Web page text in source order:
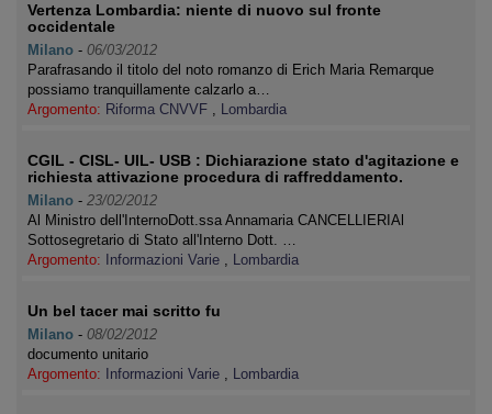
Vertenza Lombardia: niente di nuovo sul fronte
occidentale
Milano - 06/03/2012
Parafrasando il titolo del noto romanzo di Erich Maria Remarque
possiamo tranquillamente calzarlo a…
Argomento: Riforma CNVVF , Lombardia
CGIL - CISL- UIL- USB : Dichiarazione stato d'agitazione e
richiesta attivazione procedura di raffreddamento.
Milano - 23/02/2012
Al Ministro dell'InternoDott.ssa Annamaria CANCELLIERIAl
Sottosegretario di Stato all'Interno Dott. …
Argomento:
Informazioni Varie , Lombardia
Un bel tacer mai scritto fu
Milano - 08/02/2012
documento unitario
Argomento:
Informazioni Varie , Lombardia